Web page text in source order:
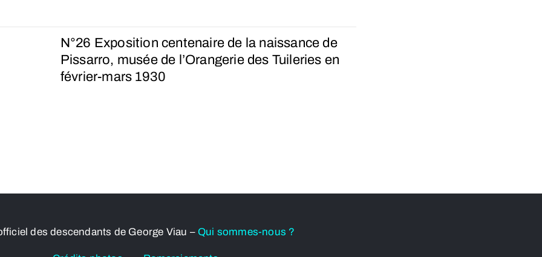
N°26 Exposition centenaire de la naissance de
Pissarro, musée de l’Orangerie des Tuileries en
février-mars 1930
des descendants de George Viau – Qui sommes-nous ?